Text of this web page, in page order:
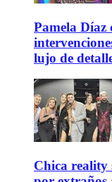
Pamela Díaz
lujo de
Chica reality